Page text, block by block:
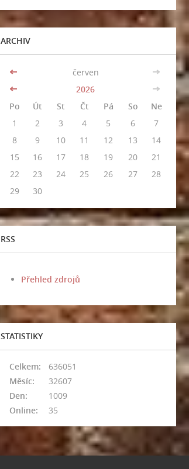
ARCHIV
<< červen
>>
<<
2026
>>
Po
Út St Čt Pá So
Ne
1
2 3 4 5 6
7
8
9 10 11 12 13
14
15
16 17 18 19 20
21
22
23 24 25 26 27
28
29
30
RSS
Přehled zdrojů
STATISTIKY
Online: 35
Celkem:
636051
Měsíc:
32607
Den:
1009